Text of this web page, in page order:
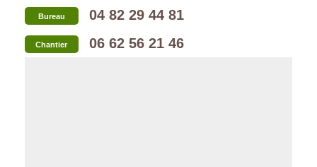
Bureau 04 82 29 44 81
Chantier 06 62 56 21 46